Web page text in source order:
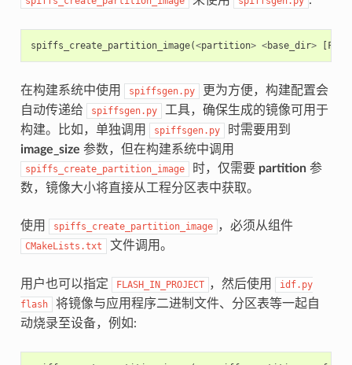
spiffs_create_partition_image(<partition> <base_dir> [
在构建系统中使用 spiffsgen.py
更为方便，构建配置会
自动传递给
spiffsgen.py
工具，确保生成的镜像可用于
构建。比如，单独调用
spiffsgen.py
时需要用到
image_size 参数，但在构建系统中调用
spiffs_create_partition_image 时，仅需要 partition参
数，镜像大小将直接从工程分区表中获取。
使用 spiffs_create_partition_image ，必须从组件
CMakeLists.txt 文件调用。
用户也可以指定 FLASH_IN_PROJECT ，然后使用
idf.py
flash
将镜像与应用程序二进制文件、分区表等一起自
动烧录至设备，例如: